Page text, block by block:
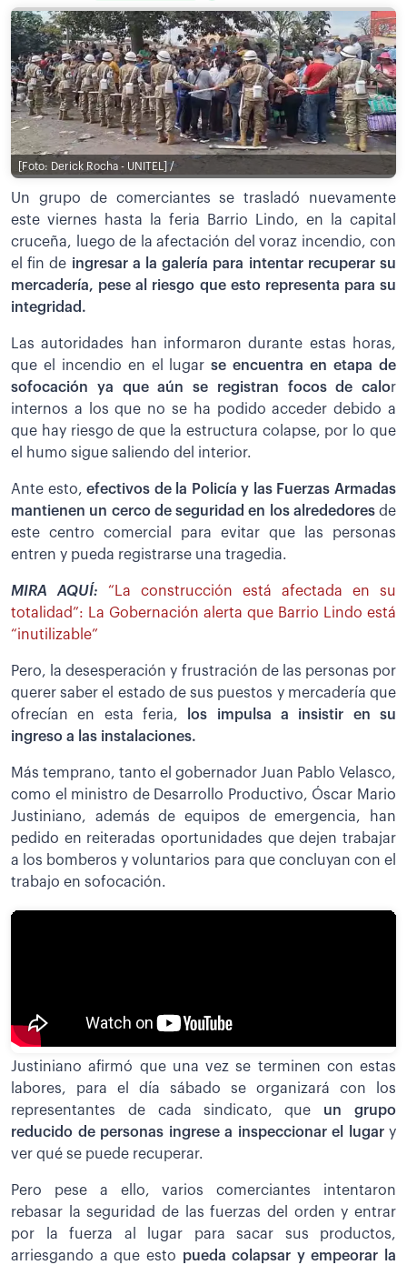
[Foto: Derick Rocha - UNITEL] /
Un grupo de comerciantes se trasladó nuevamente
este viernes hasta la feria Barrio Lindo, en la capital
cruceña, luego de la afectación del voraz incendio, con
el fin de ingresar a la galería para intentar recuperar su
mercadería, pese al riesgo que esto representa para su
integridad.
Las autoridades han informaron durante estas horas,
que el incendio en el lugar se encuentra en etapa de
sofocación ya que aún se registran focos de calor
internos a los que no se ha podido acceder debido a
que hay riesgo de que la estructura colapse, por lo que
el humo sigue saliendo del interior.
Ante esto,efectivos de la Policía y las Fuerzas Armadas
mantienen un cerco de seguridad en los alrededores de
este centro comercial para evitar que las personas
entren y pueda registrarse una tragedia.
MIRA AQUÍ: “La construcción está afectada en su
totalidad”: La Gobernación alerta que Barrio Lindo está
“inutilizable”
Pero, la desesperación y frustración de las personas por
querer saber el estado de sus puestos y mercadería que
ofrecían en esta feria,
los impulsa a insistir en su
ingreso a las instalaciones.
Más temprano, tanto el gobernador Juan Pablo Velasco,
como el ministro de Desarrollo Productivo, Óscar Mario
Justiniano, además de equipos de emergencia, han
pedido en reiteradas oportunidades que dejen trabajar
a los bomberos y voluntarios para que concluyan con el
trabajo en sofocación.
Justiniano afirmó que una vez se terminen con estas
labores, para el día sábado se organizará con los
representantes de cada sindicato, que un grupo
reducido de personas ingrese a inspeccionar el lugary
ver qué se puede recuperar.
Pero pese a ello, varios comerciantes intentaron
rebasar la seguridad de las fuerzas del orden y entrar
por la fuerza al lugar para sacar sus productos,
arriesgando a que esto pueda colapsar y empeorar la